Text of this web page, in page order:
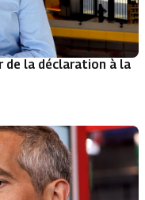
de la déclaration à la